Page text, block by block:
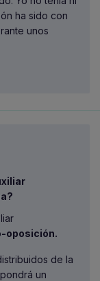
ha sido con
unos
oposición.
de la
un